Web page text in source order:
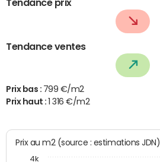
Tendance prix
Tendance ventes
Prix bas : 799 €/m2
Prix haut :1 316 €/m2
Prix au m2 (source : estimations JDN)
4k